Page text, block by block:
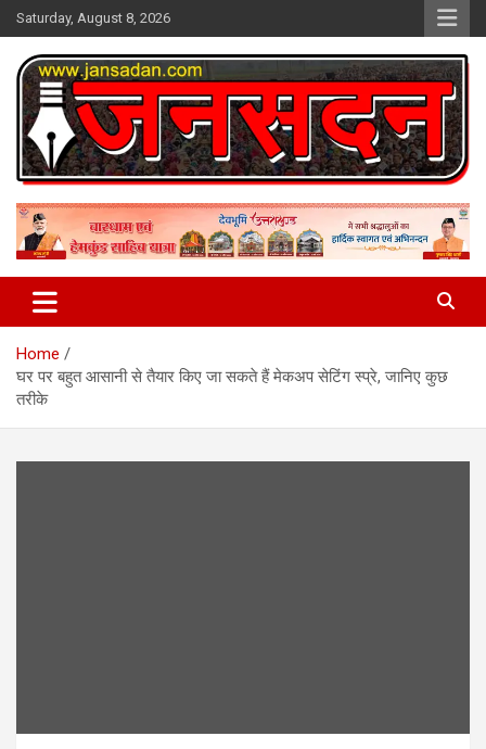
Skip
to
content
Saturday, August 8, 2026
Jan Sadan
Home
घर पर बहुत आसानी से तैयार किए जा सकते हैं मेकअप सेटिंग स्प्रे, जानिए कुछ
तरीके